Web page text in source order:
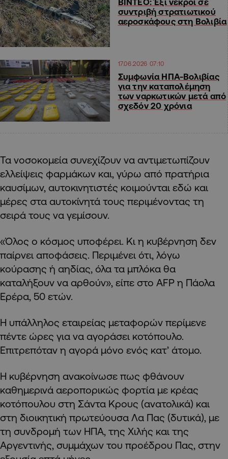
συντριβή στρατιωτικού
αεροσκάφους στη Βολιβία
17.06.2026 07:10
Συμφωνία ΗΠΑ-Βολιβίας
για την καταπολέμηση
των ναρκωτικών μετά από
σχεδόν 20 χρόνια
Τα νοσοκομεία συνεχίζουν να αντιμετωπίζουν
ελλείψεις φαρμάκων και, γύρω από πρατήρια
καυσίμων, αυτοκινητιστές κοιμούνται εδώ και
μέρες στα αυτοκίνητά τους περιμένοντας τη
σειρά τους να γεμίσουν.
«Όλος ο κόσμος υποφέρει. Κι η κυβέρνηση δεν
παίρνει αποφάσεις. Περιμένει ότι, λόγω
κούρασης ή αηδίας, όλα τα μπλόκα θα
καταλήξουν να αρθούν», είπε στο AFP η Πάολα
Ερέρα, 50 ετών.
Η υπάλληλος εταιρείας μεταφορών περίμενε
πέντε ώρες για να αγοράσει κοτόπουλο.
Επιτρεπόταν η αγορά μόνο ενός κατ’ άτομο.
Η κυβέρνηση ανακοίνωσε πως φθάνουν
καθημερινά αεροπορικώς φορτία με κρέας
κοτόπουλου στη Σάντα Κρους (ανατολικά) και
στη διοικητική πρωτεύουσα Λα Πας (δυτικά), με
τη συνδρομή των ΗΠΑ, της Χιλής και της
Αργεντινής, συμμάχων του προέδρου Πας, στην